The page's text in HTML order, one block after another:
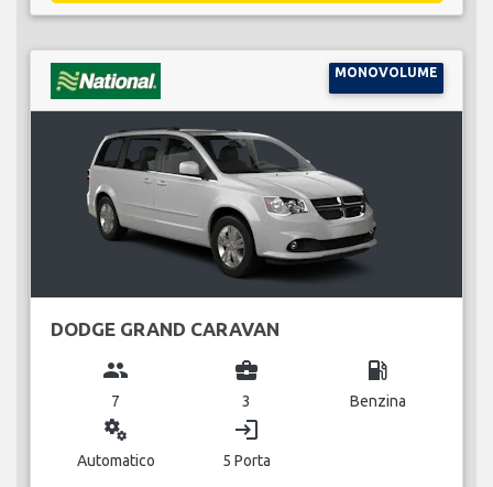
MONOVOLUME
DODGE GRAND CARAVAN
group
7
business_center
3
local_gas_station
Benzina
miscellaneous_services
Automatico
login
5 Porta